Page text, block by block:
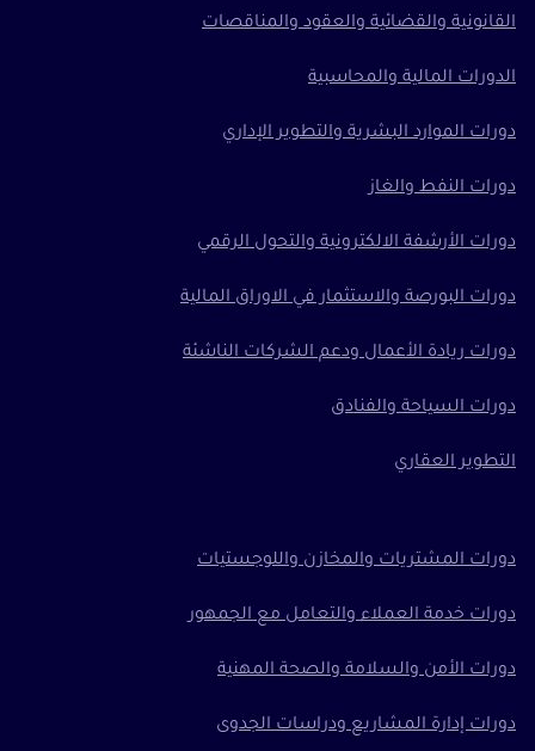
القانونية والقضائية والعقود والمناقصات
الدورات المالية والمحاسبية
دورات الموارد البشرية والتطوير الإداري
دورات النفط والغاز
دورات الأرشفة الالكترونية والتحول الرقمي
دورات البورصة والاستثمار في الاوراق المالية
دورات ريادة الأعمال ودعم الشركات الناشئة
دورات السياحة والفنادق
التطوير العقاري
دورات المشتريات والمخازن واللوجستيات
دورات خدمة العملاء والتعامل مع الجمهور
دورات الأمن والسلامة والصحة المهنية
دورات إدارة المشاريع ودراسات الجدوى